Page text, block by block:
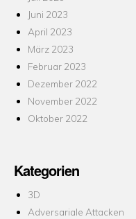
Juni 2023
April 2023
März 2023
Februar 2023
Dezember 2022
November 2022
Oktober 2022
Kategorien
3D
Adversariale Attacken